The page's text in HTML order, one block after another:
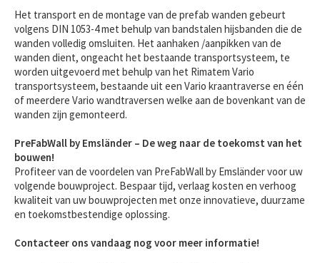
Het transport en de montage van de prefab wanden gebeurt
volgens DIN 1053-4 met behulp van bandstalen hijsbanden die de
wanden volledig omsluiten. Het aanhaken /aanpikken van de
wanden dient, ongeacht het bestaande transportsysteem, te
worden uitgevoerd met behulp van het Rimatem Vario
transportsysteem, bestaande uit een Vario kraantraverse en één
of meerdere Vario wandtraversen welke aan de bovenkant van de
wanden zijn gemonteerd.
PreFabWall by Emsländer – De weg naar de toekomst van het
bouwen!
Profiteer van de voordelen van PreFabWall by Emsländer voor uw
volgende bouwproject. Bespaar tijd, verlaag kosten en verhoog
kwaliteit van uw bouwprojecten met onze innovatieve, duurzame
en toekomstbestendige oplossing.
Contacteer ons vandaag nog voor meer informatie!